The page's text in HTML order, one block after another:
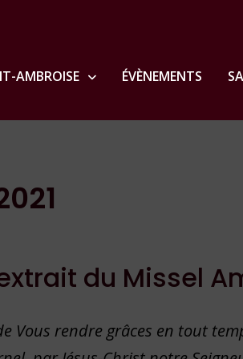
AMBROISE ÉVÈNEMENTS
du Missel
Vous rendre grâces en tout